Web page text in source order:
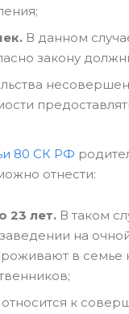
В данном
закону
80 СК РФ
отнести:
23 лет. В таком
на
в семье
относится к